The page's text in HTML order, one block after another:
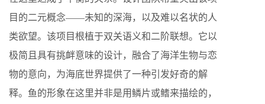
目的二元概念——未知的深海，以及难以名状的人
类欲望。该项目根植于双关语义和二阶联想。它以
极简且具有挑衅意味的设计，融合了海洋生物与恋
物的意向，为海底世界提供了一种引发好奇的解
释。鱼的形象在这里并非是用鳞片或鳍来描绘的，